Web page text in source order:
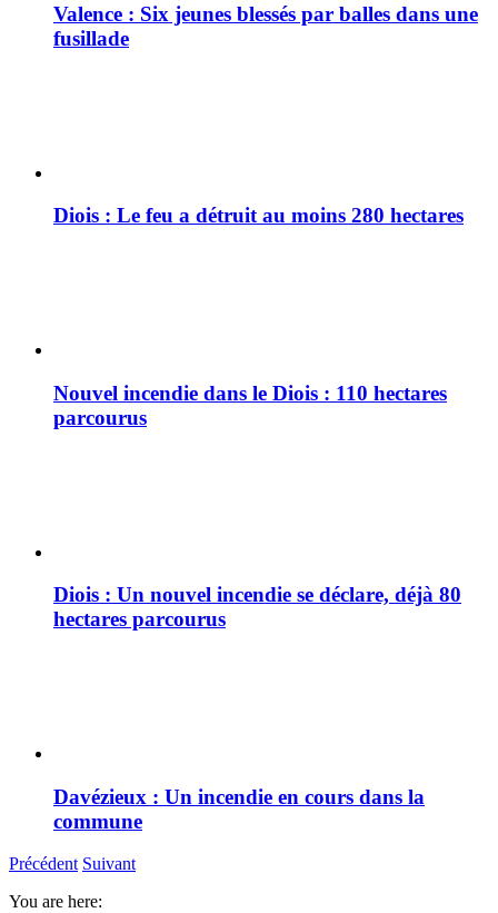
Valence : Six jeunes blessés par balles dans une
fusillade
Diois : Le feu a détruit au moins 280 hectares
Nouvel incendie dans le Diois : 110 hectares
parcourus
Diois : Un nouvel incendie se déclare, déjà 80
hectares parcourus
Davézieux : Un incendie en cours dans la
commune
Précédent Suivant
You are here: